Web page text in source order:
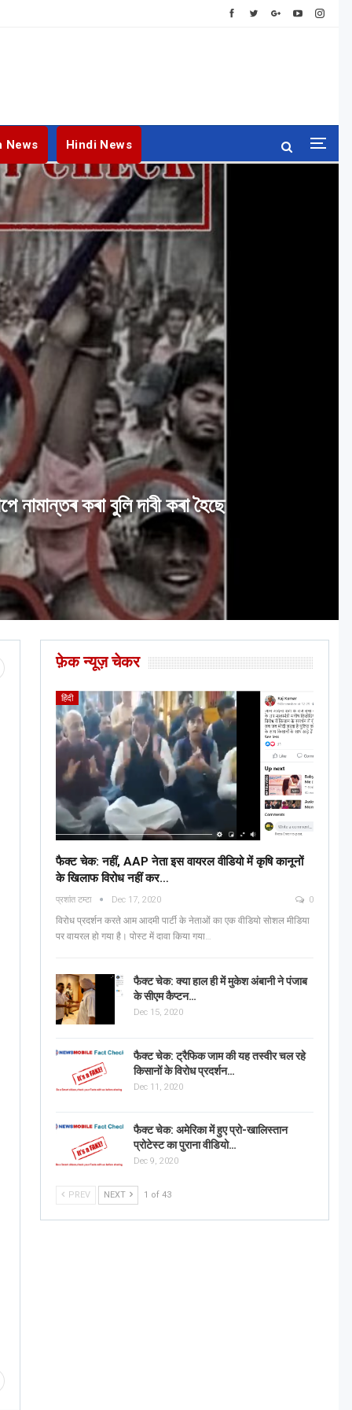
News Hindi News
কৰা বুলি দাবী কৰা হৈছে
फ़ेक न्यूज़ चेकर
हिंदी
फैक्ट चेक: नहीं, AAP नेता इस वायरल वीडियो में कृषि कानूनों
के खिलाफ विरोध नहीं कर…
प्रशांत टम्टा Dec 17, 2020 0
विरोध प्रदर्शन करते आम आदमी पार्टी के नेताओं का एक वीडियो सोशल मीडिया
पर वायरल हो गया है। पोस्ट में दावा किया गया…
फैक्ट चेक: क्या हाल ही में मुकेश अंबानी ने पंजाब
के सीएम कैप्टन…
Dec 15, 2020
फैक्ट चेक: ट्रैफिक जाम की यह तस्वीर चल रहे
किसानों के विरोध प्रदर्शन…
Dec 11, 2020
फैक्ट चेक: अमेरिका में हुए प्रो-खालिस्तान
प्रोटेस्ट का पुराना वीडियो…
Dec 9, 2020
PREV NEXT 1 of 43